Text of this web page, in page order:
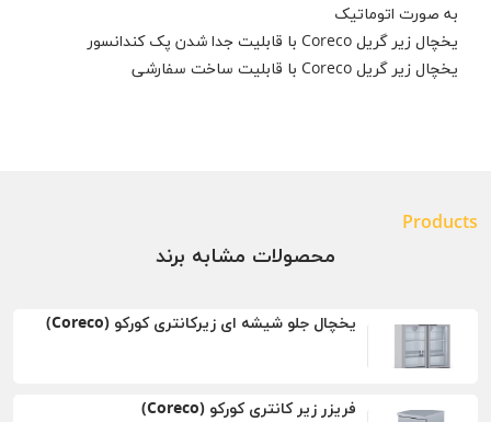
به صورت اتوماتیک
یخچال زیر گریل Coreco با قابلیت جدا شدن پک کندانسور
یخچال زیر گریل Coreco با قابلیت ساخت سفارشی
Products
محصولات مشابه برند
یخچال جلو شیشه ای زیرکانتری کورکو (Coreco)
فریزر زیر کانتری کورکو (Coreco)